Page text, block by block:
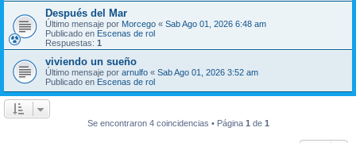
Después del Mar
Último mensaje por Morcego « Sab Ago 01, 2026 6:48 am
Publicado en Escenas de rol
Respuestas: 1
viviendo un sueño
Último mensaje por arnulfo « Sab Ago 01, 2026 3:52 am
Publicado en Escenas de rol
Se encontraron 4 coincidencias • Página 1 de 1